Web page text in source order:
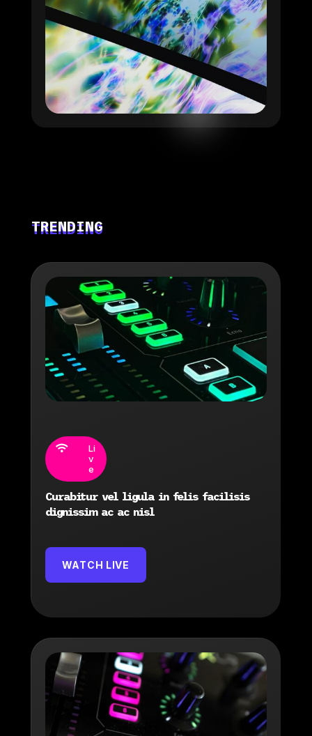
TRENDING

Li
v
e
Curabitur vel ligula in felis facilisis
dignissim ac ac nisl
WATCH LIVE